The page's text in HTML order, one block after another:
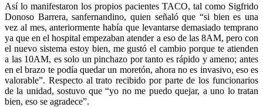
Así lo manifestaron los propios pacientes TACO, tal como Sigfrido
Donoso Barrera, sanfernandino, quien señaló que “si bien es una
vez al mes, anteriormente había que levantarse demasiado temprano
ya que en el hospital empezaban atender a eso de las 8AM, pero con
el nuevo sistema estoy bien, me gustó el cambio porque te atienden
a las 10AM, es solo un pinchazo por tanto es rápido y ameno; antes
en el brazo te podía quedar un moretón, ahora no es invasivo, eso es
valorable”. Respecto al trato recibido por parte de los funcionarios
de la unidad, sostuvo que “yo no me puedo quejar, a uno lo tratan
bien, eso se agradece”.